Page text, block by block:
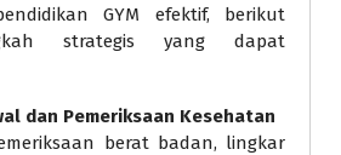
GYM efektif, berikut
strategis yang dapat
dan Pemeriksaan Kesehatan
berat badan, lingkar